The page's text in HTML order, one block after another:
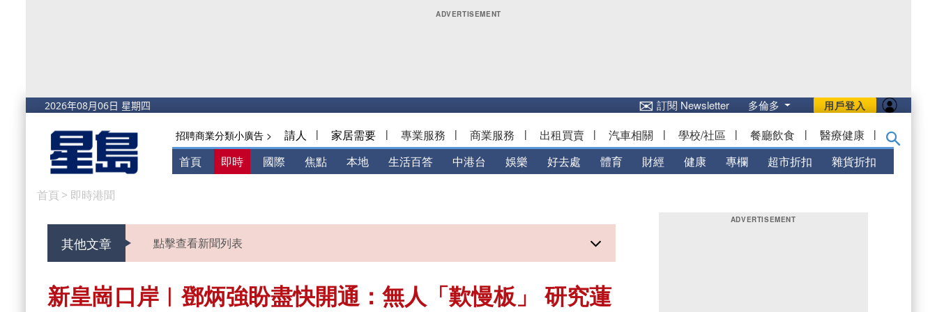
用戶登入
✉訂閱 Newsletter 多倫多
招聘商業分類小廣告 > 請人 | 家居需要 | 專業服務 | 商業服務 | 出租買賣 | 汽車相關 | 學校/社區 | 餐廳飲食 | 醫療健康 |
首頁 即時 國際 焦點 本地 生活百答 中港台 娛樂 好去處 體育 財經 健康 專欄 超市折扣 雜貨折扣
首頁 > 即時港聞
其他文章 點擊查看新聞列表
新皇崗口岸︱鄧炳強盼盡快開通：無人「歎慢板」 研究蓮